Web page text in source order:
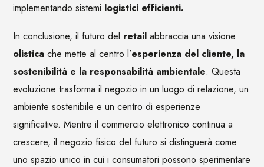
implementando sistemi logistici efficienti.
In conclusione, il futuro del retail abbraccia una visione
olistica che mette al centro l’esperienza del cliente, la
sostenibilità e la responsabilità ambientale. Questa
evoluzione trasforma il negozio in un luogo di relazione, un
ambiente sostenibile e un centro di esperienze
significative. Mentre il commercio elettronico continua a
crescere, il negozio fisico del futuro si distinguerà come
uno spazio unico in cui i consumatori possono sperimentare